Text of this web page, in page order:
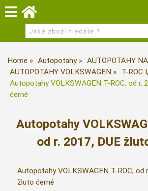
Home Autopotahy
AUTOPOTAHY
AUTOPOTAHY VOLKSWAGEN
T-ROC
Autopotahy VOLKSWAGEN T-ROC, od r.
černé
Autopotahy
od r. 2017, DUE
Autopotahy VOLKSWAGEN T-ROC, od
žluto černé